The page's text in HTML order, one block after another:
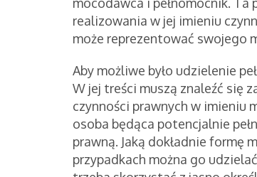
realizowania w jej imieniu
może reprezentować swojego
Aby możliwe było udzielenie
W jej treści muszą znaleźć się
czynności prawnych w imieniu
osoba będąca potencjalnie
prawną. Jaką dokładnie formę
przypadkach można go